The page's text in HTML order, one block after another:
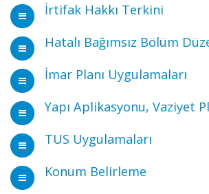
İrtifak Hakkı Terkini
Hatalı Bağımsız Bölüm
İmar Planı Uygulamaları
Yapı Aplikasyonu, Vaziyet
TUS Uygulamaları
Konum Belirleme